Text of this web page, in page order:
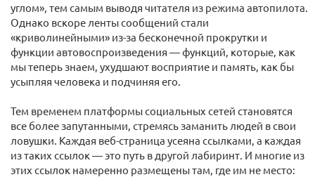
углом», тем самым выводя читателя из режима автопилота.
Однако вскоре ленты сообщений стали
«криволинейными» из-за бесконечной прокрутки и
функции автовоспроизведения — функций, которые, как
мы теперь знаем, ухудшают восприятие и память, как бы
усыпляя человека и подчиняя его.
Тем временем платформы социальных сетей становятся
все более запутанными, стремясь заманить людей в свои
ловушки. Каждая веб-страница усеяна ссылками, а каждая
из таких ссылок — это путь в другой лабиринт. И многие из
этих ссылок намеренно размещены там, где им не место: